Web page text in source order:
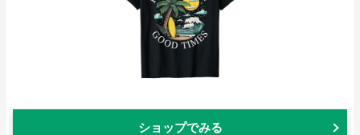
ショップでみる